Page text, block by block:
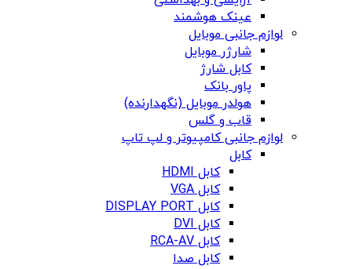
عینک هوشمند
لوازم جانبی موبایل
شارژر موبایل
کابل شارژ
پاور بانک
هولدر موبایل (نگهدارنده)
قاب و گلس
لوازم جانبی کامپیوتر و لپ تاپ
کابل
کابل HDMI
کابل VGA
کابل DISPLAY PORT
کابل DVI
کابل RCA-AV
کابل صدا